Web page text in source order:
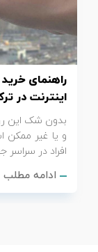
راهنمای
اینترنت در
بدون شک این
و یا غیر ممکن
افراد در سراسر
ادامه مطلب
تور سوباتان
تور چابهار
تور مرداب هسل
تور کاشان